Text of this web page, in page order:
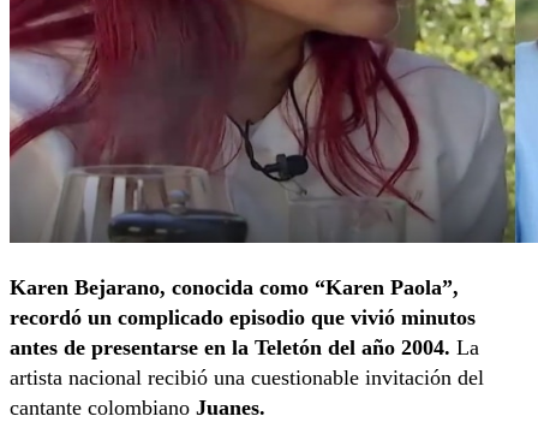
Karen Bejarano, conocida como “Karen Paola”,
recordó un complicado episodio que vivió minutos
antes de presentarse en la Teletón del año 2004. La
artista nacional recibió una cuestionable invitación del
cantante colombiano Juanes.